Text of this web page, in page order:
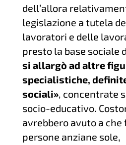
dell’allora
legislazione a tutela
lavoratori e delle
presto la base sociale
si allargò ad altre
specialistiche,
sociali», concentrate
socio-educativo.
avrebbero avuto a che
persone anziane sole,